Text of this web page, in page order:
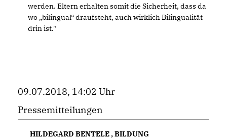
werden. Eltern erhalten somit die Sicherheit, dass da
wo „bilingual“ draufsteht, auch wirklich Bilingualität
drin ist."
09.07.2018, 14:02 Uhr
Pressemitteilungen
HILDEGARD BENTELE,BILDUNG